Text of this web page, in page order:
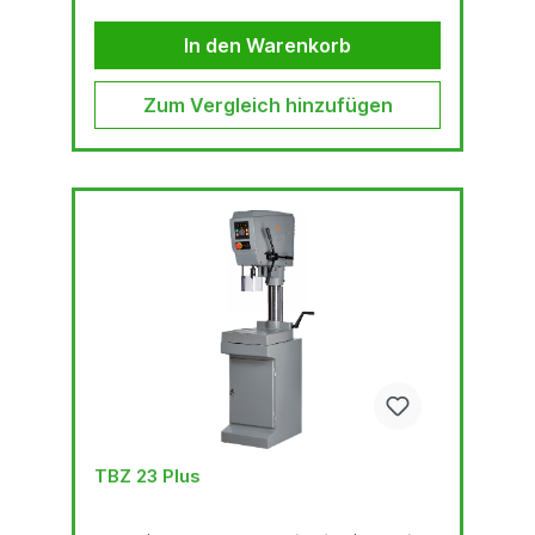
hochwertige Bohrkopf-Haube mit ergonomisch
geneigter FrontLED-BeleuchtungSchnell...
In den Warenkorb
Zum Vergleich hinzufügen
TBZ 23 Plus